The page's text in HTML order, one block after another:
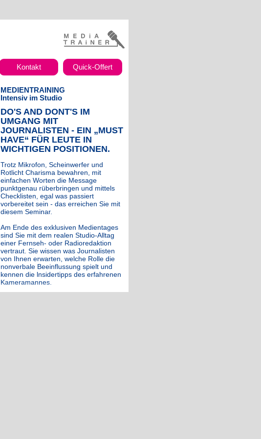
Kontakt Quick-Offert
MEDIENTRAINING
Intensiv im Studio
DO'S AND DONT'S IM
UMGANG MIT
JOURNALISTEN - EIN „MUST
HAVE“ FÜR LEUTE IN
WICHTIGEN POSITIONEN.
Trotz Mikrofon, Scheinwerfer und
Rotlicht Charisma bewahren, mit
einfachen Worten die Message
punktgenau rüberbringen und mittels
Checklisten, egal was passiert
vorbereitet sein - das erreichen Sie mit
diesem Seminar.
Am Ende des exklusiven Medientages
sind Sie mit dem realen Studio-Alltag
einer Fernseh- oder Radioredaktion
vertraut. Sie wissen was Journalisten
von Ihnen erwarten, welche Rolle die
nonverbale Beeinflussung spielt und
kennen die lnsidertipps des erfahrenen
Kameramannes.